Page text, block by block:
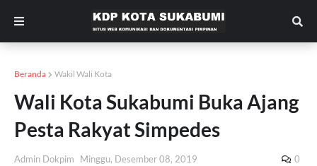
Beranda Wakil Wali Kota
Wali Kota Sukabumi Buka Ajang
Pesta Rakyat Simpedes
Admin Dokpim Minggu, Desember 08, 2019 0